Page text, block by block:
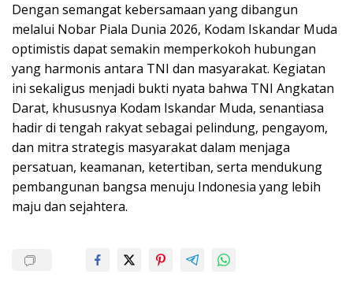
Dengan semangat kebersamaan yang dibangun
melalui Nobar Piala Dunia 2026, Kodam Iskandar Muda
optimistis dapat semakin memperkokoh hubungan
yang harmonis antara TNI dan masyarakat. Kegiatan
ini sekaligus menjadi bukti nyata bahwa TNI Angkatan
Darat, khususnya Kodam Iskandar Muda, senantiasa
hadir di tengah rakyat sebagai pelindung, pengayom,
dan mitra strategis masyarakat dalam menjaga
persatuan, keamanan, ketertiban, serta mendukung
pembangunan bangsa menuju Indonesia yang lebih
maju dan sejahtera.